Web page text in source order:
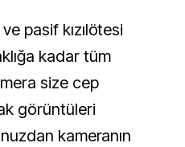
pasif kızılötesi
kadar tüm
size cep
görüntüleri
kameranın